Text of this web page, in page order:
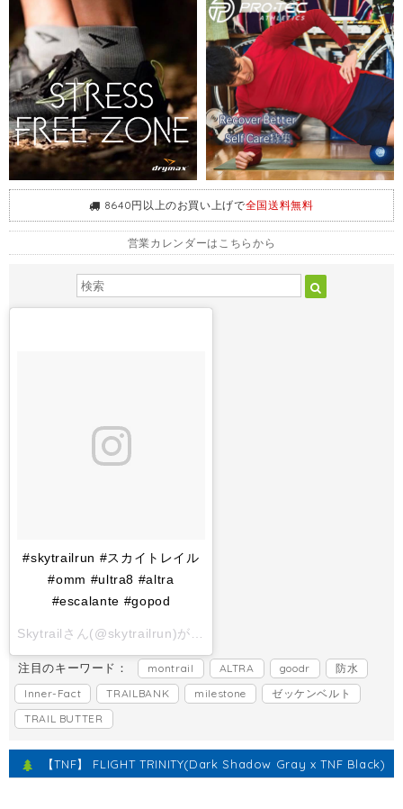
8640円以上のお買い上げで全国送料無料
営業カレンダーはこちらから
#skytrailrun #スカイトレイル
#omm #ultra8 #altra
#escalante #gopod
Skytrailさん(@skytrailrun)がシェアした投稿 -
注目のキーワード： montrail ALTRA goodr
防水
Inner-Fact
TRAILBANK milestone
ゼッケンベルト
TRAIL BUTTER
【TNF】 FLIGHT TRINITY(Dark Shadow Gray x TNF Black)